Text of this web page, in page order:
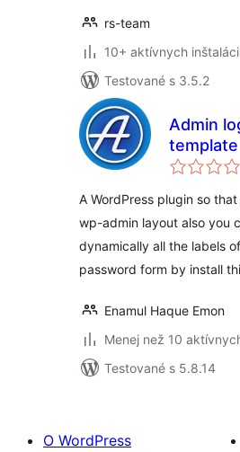
rs-team
10+ aktívnych
Testované s 3.5.2
Admin
template
A WordPress plugin so
wp-admin layout also you
dynamically all the labels
password form by install
Enamul Haque Emon
Menej než 10
Testované s 5.8.14
O WordPress